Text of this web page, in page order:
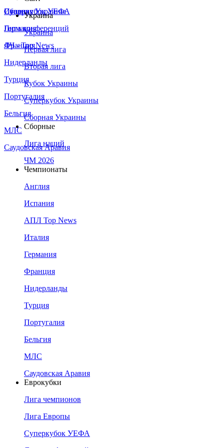
Сборная Украины
Италия
Германия
Франция
Нидерланды
Турция
Португалия
Бельгия
МЛС
Саудовская Аравия
Суперкубок УЕФА
Лига конференций
ЛЧ - Top News
Украина
Украина
Первая лига
Вторая лига
Кубок Украины
Суперкубок Украины
Сборная Украины
Сборные
Лига наций
ЧМ 2026
Чемпионаты
Англия
Испания
АПЛ Top News
Италия
Германия
Франция
Нидерланды
Турция
Португалия
Бельгия
МЛС
Саудовская Аравия
Еврокубки
Лига чемпионов
Лига Европы
Суперкубок УЕФА